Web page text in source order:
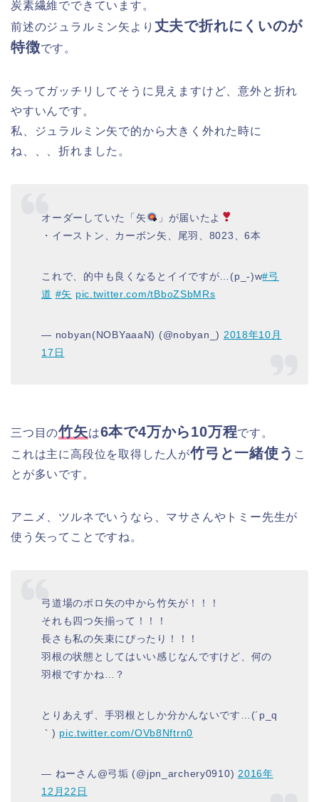
炭素繊維でできています。
前述のジュラルミン矢より 丈夫で折れにくいのが
特徴です。
矢ってガッチリしてそうに見えますけど、意外と折れ
やすいんです。
私、ジュラルミン矢で的から大きく外れた時に
ね、、、折れました。
オーダーしていた「矢
」が届いたよ
・イーストン、カーボン矢、尾羽、8023、6本
これで、的中も良くなるとイイですが…(p_-)w#弓
道 #矢 pic.twitter.com/tBboZSbMRs
— nobyan(NOBYaaaN) (@nobyan_) 2018年10月
17日
三つ目の竹矢は6本で4万から10万程です。
これは主に高段位を取得した人が竹弓と一緒使う こ
とが多いです。
アニメ、ツルネでいうなら、マサさんやトミー先生が
使う矢ってことですね。
弓道場のボロ矢の中から竹矢が！！！
それも四つ矢揃って！！！
長さも私の矢束にぴったり！！！
羽根の状態としてはいい感じなんですけど、何の
羽根ですかね…？
とりあえず、手羽根としか分かんないです…(´p_q
｀) pic.twitter.com/OVb8Nftrn0
— ねーさん@弓垢 (@jpn_archery0910)2016年
12月22日